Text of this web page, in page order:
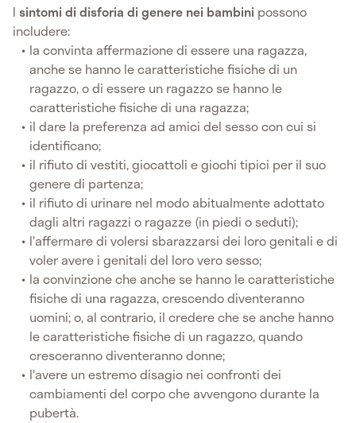
I sintomi di disforia di genere nei bambini possono
includere:
la convinta affermazione di essere una ragazza,
anche se hanno le caratteristiche fisiche di un
ragazzo, o di essere un ragazzo se hanno le
caratteristiche fisiche di una ragazza;
il dare la preferenza ad amici del sesso con cui si
identificano;
il rifiuto di vestiti, giocattoli e giochi tipici per il suo
genere di partenza;
il rifiuto di urinare nel modo abitualmente adottato
dagli altri ragazzi o ragazze (in piedi o seduti);
l'affermare di volersi sbarazzarsi dei loro genitali e di
voler avere i genitali del loro vero sesso;
la convinzione che anche se hanno le caratteristiche
fisiche di una ragazza, crescendo diventeranno
uomini; o, al contrario, il credere che se anche hanno
le caratteristiche fisiche di un ragazzo, quando
cresceranno diventeranno donne;
l'avere un estremo disagio nei confronti dei
cambiamenti del corpo che avvengono durante la
pubertà.